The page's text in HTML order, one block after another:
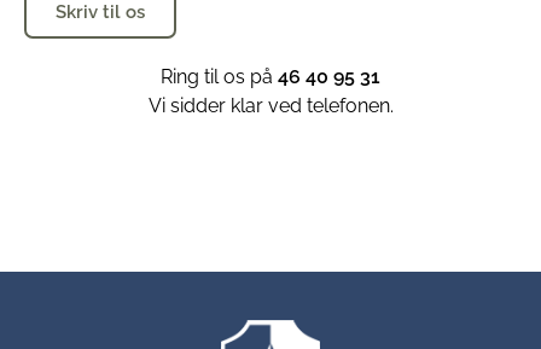
Skriv til os
Ring til os på 46 40 95 31
Vi sidder klar ved telefonen.